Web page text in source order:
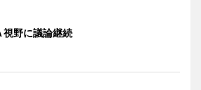
視野に議論継続